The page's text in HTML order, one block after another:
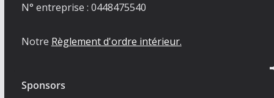
N° entreprise : 0448475540
Notre Règlement d'ordre intérieur.
Sponsors